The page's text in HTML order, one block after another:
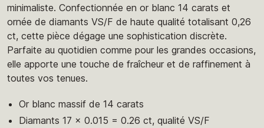
minimaliste. Confectionnée en or blanc 14 carats et
ornée de diamants VS/F de haute qualité totalisant 0,26
ct, cette pièce dégage une sophistication discrète.
Parfaite au quotidien comme pour les grandes occasions,
elle apporte une touche de fraîcheur et de raffinement à
toutes vos tenues.
Or blanc massif de 14 carats
Diamants 17 x 0.015 = 0.26 ct, qualité VS/F